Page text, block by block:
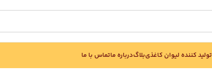
تولید کننده لیوان کاغذیبلاگدرباره ماتماس با ما